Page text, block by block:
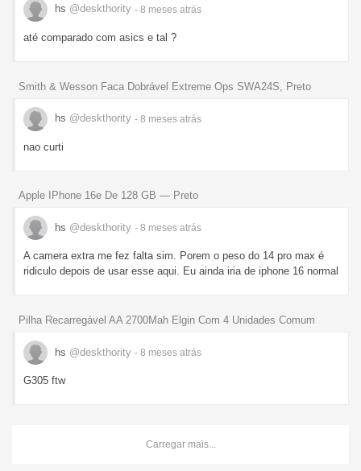
hs @deskthority - 8 meses atrás
até comparado com asics e tal ?
Smith & Wesson Faca Dobrável Extreme Ops SWA24S, Preto
hs @deskthority - 8 meses atrás
nao curti
Apple IPhone 16e De 128 GB — Preto
hs @deskthority - 8 meses atrás
A camera extra me fez falta sim. Porem o peso do 14 pro max é
ridiculo depois de usar esse aqui. Eu ainda iria de iphone 16 normal
Pilha Recarregável AA 2700Mah Elgin Com 4 Unidades Comum
hs @deskthority - 8 meses atrás
G305 ftw
Carregar mais...